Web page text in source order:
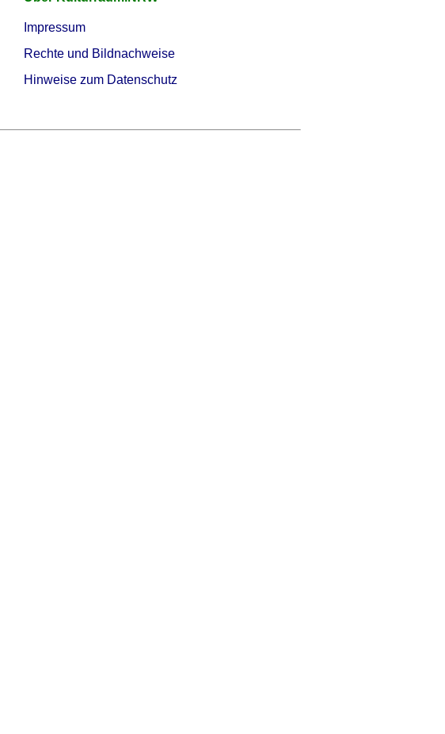
Impressum
Rechte und Bildnachweise
Hinweise zum Datenschutz